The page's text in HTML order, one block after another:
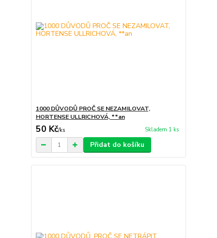
1000 DŮVODŮ PROČ SE NEZAMILOVAT,
HORTENSE ULLRICHOVÁ, **an
50 Kč/ks Skladem 1 ks
Přidat do košíku